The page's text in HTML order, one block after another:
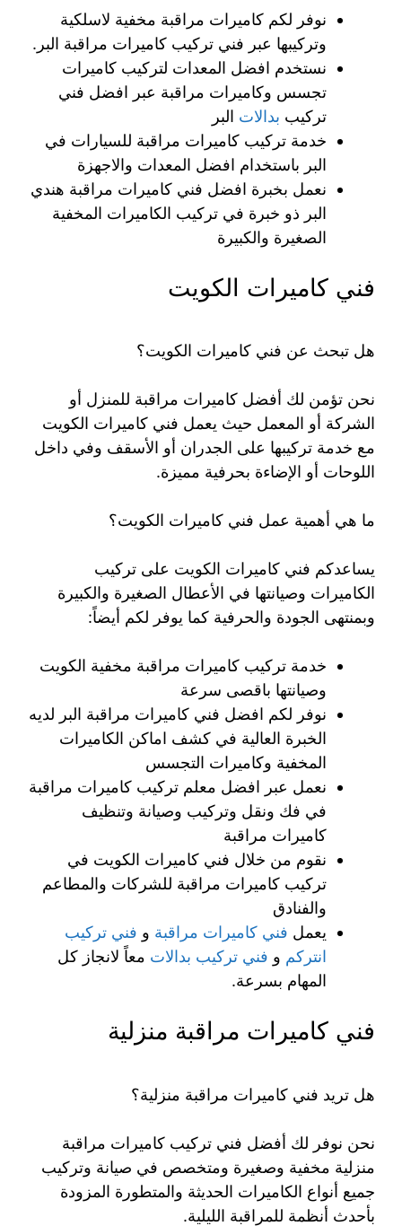
نوفر لكم كاميرات مراقبة مخفية لاسلكية
وتركيبها عبر فني تركيب كاميرات مراقبة البر.
نستخدم افضل المعدات لتركيب كاميرات
تجسس وكاميرات مراقبة عبر افضل فني
تركيب بدالات البر
خدمة تركيب كاميرات مراقبة للسيارات في
البر باستخدام افضل المعدات والاجهزة
نعمل بخبرة افضل فني كاميرات مراقبة هندي
البر ذو خبرة في تركيب الكاميرات المخفية
الصغيرة والكبيرة
فني كاميرات الكويت
هل تبحث عن فني كاميرات الكويت؟
نحن تؤمن لك أفضل كاميرات مراقبة للمنزل أو
الشركة أو المعمل حيث يعمل فني كاميرات الكويت
مع خدمة تركيبها على الجدران أو الأسقف وفي داخل
اللوحات أو الإضاءة بحرفية مميزة.
ما هي أهمية عمل فني كاميرات الكويت؟
يساعدكم فني كاميرات الكويت على تركيب
الكاميرات وصيانتها في الأعطال الصغيرة والكبيرة
وبمنتهى الجودة والحرفية كما يوفر لكم أيضاً:
خدمة تركيب كاميرات مراقبة مخفية الكويت
وصيانتها باقصى سرعة
نوفر لكم افضل فني كاميرات مراقبة البر لديه
الخبرة العالية في كشف اماكن الكاميرات
المخفية وكاميرات التجسس
نعمل عبر افضل معلم تركيب كاميرات مراقبة
في فك ونقل وتركيب وصيانة وتنظيف
كاميرات مراقبة
نقوم من خلال فني كاميرات الكويت في
تركيب كاميرات مراقبة للشركات والمطاعم
والفنادق
يعمل فني كاميرات مراقبة و فني تركيب
انتركم و فني تركيب بدالات معاً لانجاز كل
المهام بسرعة.
فني كاميرات مراقبة منزلية
هل تريد فني كاميرات مراقبة منزلية؟
نحن نوفر لك أفضل فني تركيب كاميرات مراقبة
منزلية مخفية وصغيرة ومتخصص في صيانة وتركيب
جميع أنواع الكاميرات الحديثة والمتطورة المزودة
بأحدث أنظمة للمراقبة الليلية.